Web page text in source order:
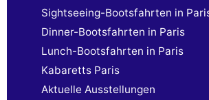
Sightseeing-Bootsfahrten in
Dinner-Bootsfahrten in Paris
Lunch-Bootsfahrten in Paris
Kabaretts Paris
Aktuelle Ausstellungen